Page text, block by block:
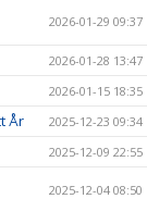
2026-01-29 09:37
2026-01-28 13:47
2026-01-15 18:35
År 2025-12-23 09:34
2025-12-09 22:55
2025-12-04 08:50